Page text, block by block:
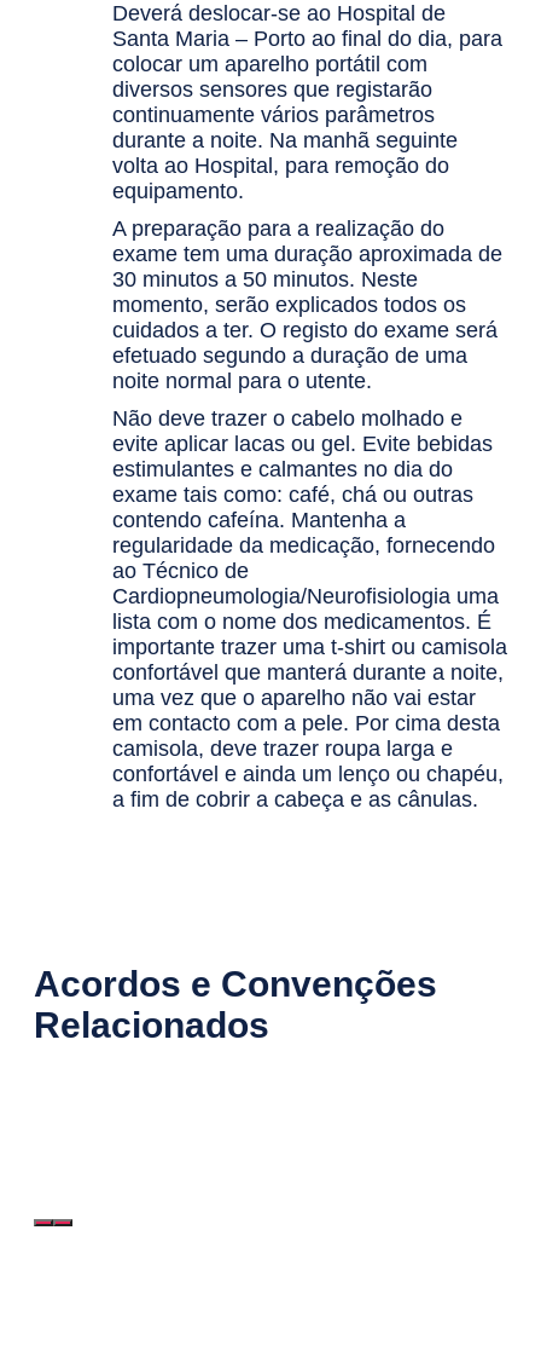
Deverá deslocar-se ao Hospital de
Santa Maria – Porto ao final do dia, para
colocar um aparelho portátil com
diversos sensores que registarão
continuamente vários parâmetros
durante a noite. Na manhã seguinte
volta ao Hospital, para remoção do
equipamento.
A preparação para a realização do
exame tem uma duração aproximada de
30 minutos a 50 minutos. Neste
momento, serão explicados todos os
cuidados a ter. O registo do exame será
efetuado segundo a duração de uma
noite normal para o utente.
Não deve trazer o cabelo molhado e
evite aplicar lacas ou gel. Evite bebidas
estimulantes e calmantes no dia do
exame tais como: café, chá ou outras
contendo cafeína. Mantenha a
regularidade da medicação, fornecendo
ao Técnico de
Cardiopneumologia/Neurofisiologia uma
lista com o nome dos medicamentos. É
importante trazer uma t-shirt ou camisola
confortável que manterá durante a noite,
uma vez que o aparelho não vai estar
em contacto com a pele. Por cima desta
camisola, deve trazer roupa larga e
confortável e ainda um lenço ou chapéu,
a fim de cobrir a cabeça e as cânulas.
Acordos e Convenções
Relacionados